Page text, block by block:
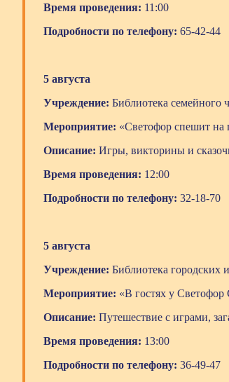
Время проведения: 11:00
Подробности по телефону: 65-42-44
5 августа
Учреждение: Библиотека семейного
Мероприятие: «Светофор спешит
Описание: Игры, викторины и
Время проведения: 12:00
Подробности по телефону: 32-18-70
5 августа
Учреждение: Библиотека городских
Мероприятие: «В гостях у
Описание: Путешествие с играми,
Время проведения: 13:00
Подробности по телефону: 36-49-47